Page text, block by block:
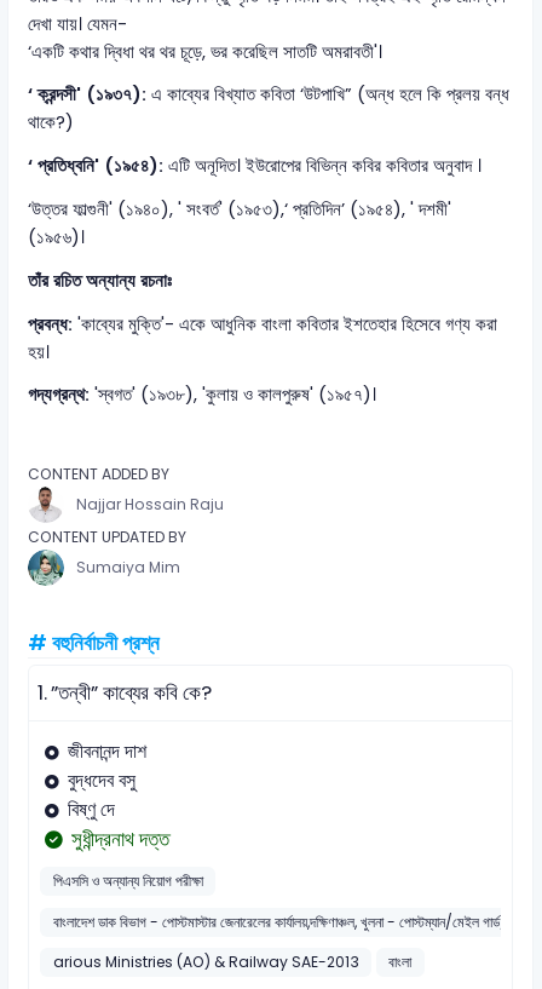
দেখা যায়। যেমন-
‘একটি কথার দ্বিধা থর থর চূড়ে, ভর করেছিল সাতটি অমরাবতী'।
‘ ক্রন্দসী' (১৯৩৭): এ কাব্যের বিখ্যাত কবিতা ‘উটপাখি” (অন্ধ হলে কি প্রলয় বন্ধ
থাকে?)
‘ প্রতিধ্বনি' (১৯৫৪):এটি অনূদিত। ইউরোপের বিভিন্ন কবির কবিতার অনুবাদ ।
‘উত্তর ফাল্গুনী' (১৯৪০), ' সংবর্ত' (১৯৫৩),‘ প্রতিদিন’ (১৯৫৪), ' দশমী'
(১৯৫৬)।
তাঁর রচিত অন্যান্য রচনাঃ
প্রবন্ধ:'কাব্যের মুক্তি'- একে আধুনিক বাংলা কবিতার ইশতেহার হিসেবে গণ্য করা
হয়।
গদ্যগ্রন্থ: 'স্বগত' (১৯৩৮), 'কুলায় ও কালপুরুষ' (১৯৫৭)।
CONTENT ADDED BY
Najjar Hossain Raju
CONTENT UPDATED BY
Sumaiya Mim
# বহুনির্বাচনী প্রশ্ন
1.”তন্বী” কাব্যের কবি কে?
জীবনানন্দ দাশ
বুদ্ধদেব বসু
বিষ্ণু দে
সুধীন্দ্রনাথ দত্ত
পিএসসি ও অন্যান্য নিয়োগ পরীক্ষা
বাংলাদেশ ডাক বিভাগ - পোস্টমাস্টার জেনারেলের কার্যালয়,দক্ষিণাঞ্চল, খুলনা - পোস্টম্যান/মেইল গার্ড/
arious Ministries (AO) & Railway SAE-2013
বাংলা